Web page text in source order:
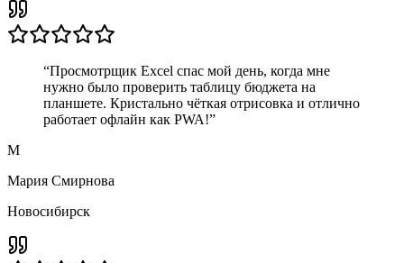
“Просмотрщик Excel спас мой день, когда мне
нужно было проверить таблицу бюджета на
планшете. Кристально чёткая отрисовка и отлично
работает офлайн как PWA!”
М
Мария Смирнова
Новосибирск